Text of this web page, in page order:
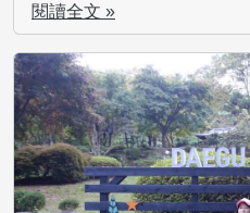
閱讀全文 »